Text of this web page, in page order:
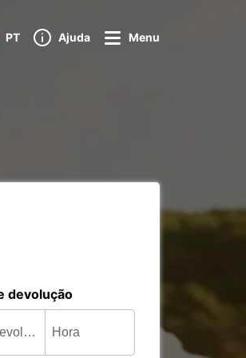
PT Ajuda Menu
devolução